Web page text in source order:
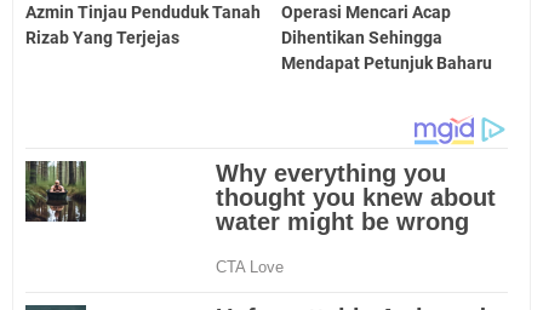
Azmin Tinjau Penduduk Tanah
Rizab Yang Terjejas
Operasi Mencari Acap
Dihentikan Sehingga
Mendapat Petunjuk Baharu